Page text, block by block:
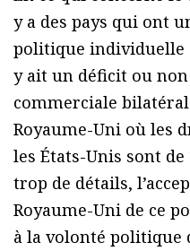
y a des pays qui ont
politique individuelle
y ait un déficit ou non
commerciale
Royaume-Uni où les
les États-Unis sont de
trop de détails,
Royaume-Uni de ce
à la volonté politique